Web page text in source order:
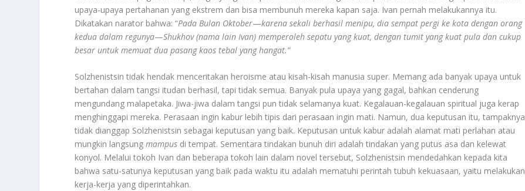
upaya-upaya pertahanan yang ekstrem dan bisa membunuh mereka kapan saja. Ivan pernah melakukannya itu.
Dikatakan narator bahwa: “Pada Bulan Oktober—karena sekali berhasil menipu, dia sempat pergi ke kota dengan orang
kedua dalam regunya—Shukhov (nama lain Ivan) memperoleh sepatu yang kuat, dengan tumit yang kuat pula dan cukup
besar untuk memuat dua pasang kaos tebal yang hangat.”
Solzhenistsin tidak hendak menceritakan heroisme atau kisah-kisah manusia super. Memang ada banyak upaya untuk
bertahan dalam tangsi itudan berhasil, tapi tidak semua. Banyak pula upaya yang gagal, bahkan cenderung
mengundang malapetaka. Jiwa-jiwa dalam tangsi pun tidak selamanya kuat. Kegalauan-kegalauan spiritual juga kerap
menghinggapi mereka. Perasaan ingin kabur lebih tipis dari perasaan ingin mati. Namun, dua keputusan itu, tampaknya
tidak dianggap Solzhenistsin sebagai keputusan yang baik. Keputusan untuk kabur adalah alamat mati perlahan atau
mungkin langsung mampus di tempat. Sementara tindakan bunuh diri adalah tindakan yang putus asa dan kelewat
konyol. Melalui tokoh Ivan dan beberapa tokoh lain dalam novel tersebut, Solzhenistsin mendedahkan kepada kita
bahwa satu-satunya keputusan yang baik pada waktu itu adalah mematuhi perintah tubuh kekuasaan, yaitu melakukan
kerja-kerja yang diperintahkan.